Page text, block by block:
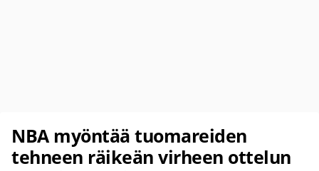
NBA myöntää tuomareiden
tehneen räikeän virheen ottelun